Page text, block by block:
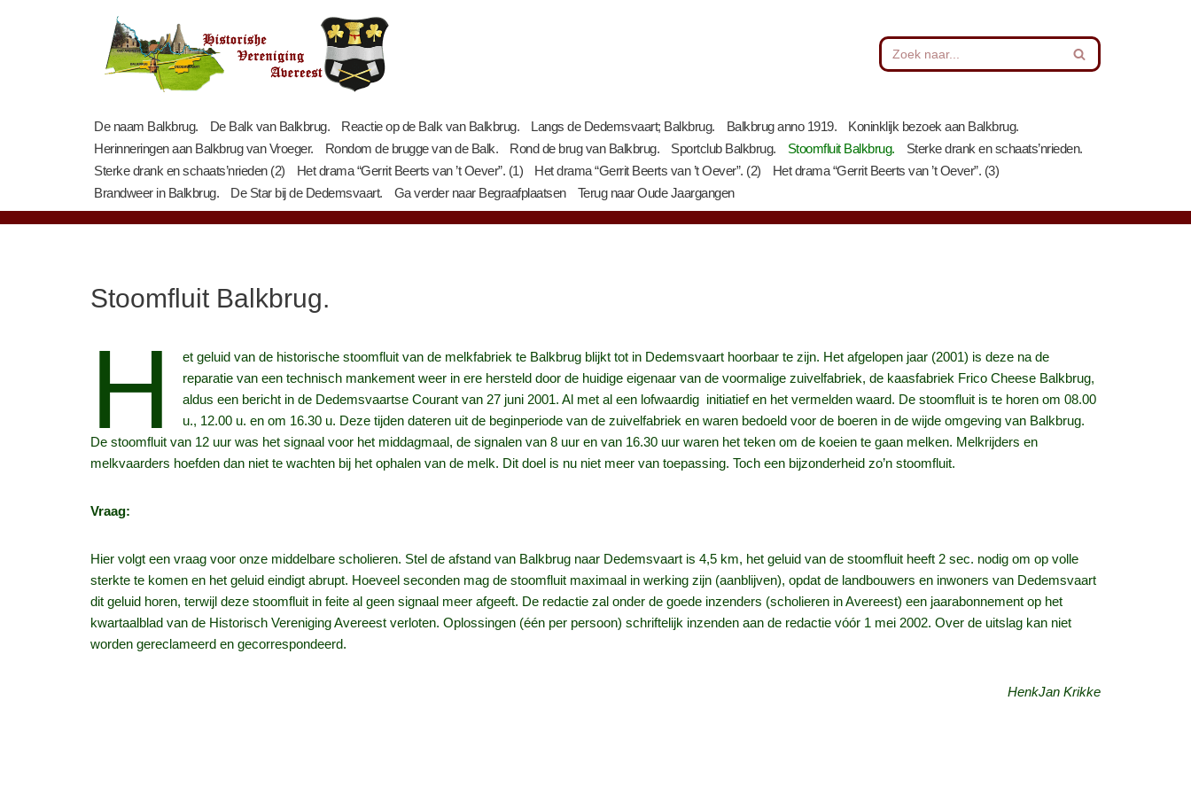
De naam Balkbrug.
De Balk van Balkbrug. Reactie op de Balk van Balkbrug. Langs de Dedemsvaart; Balkbrug. Balkbrug anno 1919.
Koninklijk bezoek aan Balkbrug.
Herinneringen aan Balkbrug van Vroeger.
Rondom de brugge van de Balk. Rond de brug van Balkbrug. Sportclub Balkbrug. Stoomfluit Balkbrug.
Sterke drank en schaats’nrieden.
Sterke drank en schaats’nrieden (2)
Het drama “Gerrit Beerts van ’t Oever”. (1) Het drama “Gerrit Beerts van ’t Oever”. (2)
Het drama “Gerrit Beerts van ’t Oever”. (3)
Brandweer in Balkbrug.
De Star bij de Dedemsvaart. Ga verder naar Begraafplaatsen Terug naar Oude Jaargangen
Stoomfluit Balkbrug.
H
et geluid van de historische stoomfluit van de melkfabriek te Balkbrug blijkt tot in Dedemsvaart hoorbaar te zijn. Het afgelopen jaar (2001) is deze na de
reparatie van een technisch mankement weer in ere hersteld door de huidige eigenaar van de voormalige zuivelfabriek, de kaasfabriek Frico Cheese Balkbrug,
aldus een bericht in de Dedemsvaartse Courant van 27 juni 2001. Al met al een lofwaardig initiatief en het vermelden waard. De stoomfluit is te horen om 08.00
u., 12.00 u. en om 16.30 u. Deze tijden dateren uit de beginperiode van de zuivelfabriek en waren bedoeld voor de boeren in de wijde omgeving van Balkbrug.
De stoomfluit van 12 uur was het signaal voor het middagmaal, de signalen van 8 uur en van 16.30 uur waren het teken om de koeien te gaan melken. Melkrijders en
melkvaarders hoefden dan niet te wachten bij het ophalen van de melk. Dit doel is nu niet meer van toepassing. Toch een bijzonderheid zo’n stoomfluit.
Vraag:
Hier volgt een vraag voor onze middelbare scholieren. Stel de afstand van Balkbrug naar Dedemsvaart is 4,5 km, het geluid van de stoomfluit heeft 2 sec. nodig om op volle
sterkte te komen en het geluid eindigt abrupt. Hoeveel seconden mag de stoomfluit maximaal in werking zijn (aanblijven), opdat de landbouwers en inwoners van Dedemsvaart
dit geluid horen, terwijl deze stoomfluit in feite al geen signaal meer afgeeft. De redactie zal onder de goede inzenders (scholieren in Avereest) een jaarabonnement op het
kwartaalblad van de Historisch Vereniging Avereest verloten. Oplossingen (één per persoon) schriftelijk inzenden aan de redactie vóór 1 mei 2002. Over de uitslag kan niet
worden gereclameerd en gecorrespondeerd.
HenkJan Krikke